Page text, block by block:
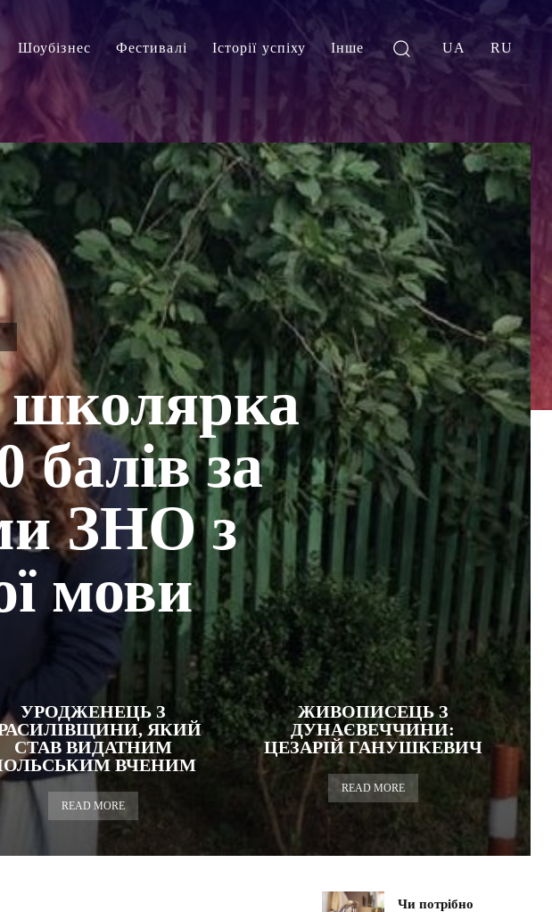
Шоубізнес Фестивалі Історії успіху Інше UA RU
балів за
ЗНО з
мови
УРОДЖЕНЕЦЬ З
ЯКИЙ
СТАВ ВИДАТНИМ
ВЧЕНИМ
READ MORE
ЖИВОПИСЕЦЬ З
ДУНАЄВЕЧЧИНИ:
ЦЕЗАРІЙ ГАНУШКЕВИЧ
READ MORE
Чи потрібно